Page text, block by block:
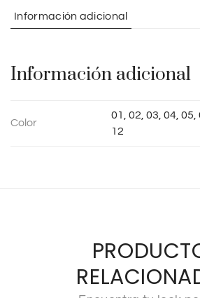
i
e
Información adicional
Información adicional
Color
01, 02, 03, 04, 05,
12